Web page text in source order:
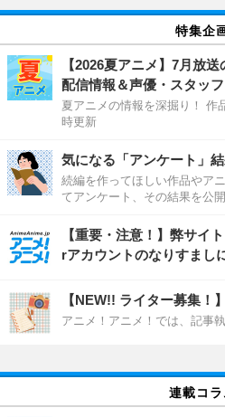
特集企
【2026夏アニメ】7月放
配信情報＆声優・スタッフ
夏アニメの情報を深掘り！ 作
時更新
気になる「アンケート」結
続編を作ってほしい作品やア
てアンケート、その結果を公開
【重要・注意！】弊サイ
rアカウントのなりすまし
【NEW!! ライター募集！】
アニメ！アニメ！では、記事
連載コラ